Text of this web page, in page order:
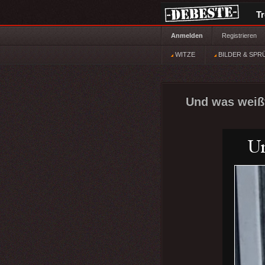
Anmelden Registrieren
WITZE BILDER &
Und was